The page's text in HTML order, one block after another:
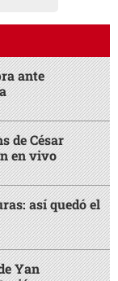
ante
de César
en vivo
así quedó el
Yan